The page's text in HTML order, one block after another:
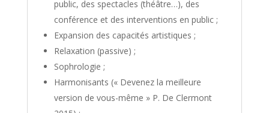
public, des spectacles (théâtre…), des
conférence et des interventions en public ;
Expansion des capacités artistiques ;
Relaxation (passive) ;
Sophrologie ;
Harmonisants (« Devenez la meilleure
version de vous-même » P. De Clermont